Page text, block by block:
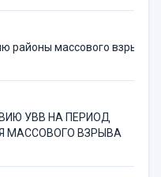
районы массового взрыва
УВВ НА ПЕРИОД
МАССОВОГО ВЗРЫВА